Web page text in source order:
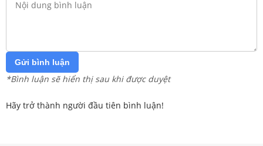
Gửi bình luận
*Bình luận sẽ hiển thị sau khi được duyệt
Hãy trở thành người đầu tiên bình luận!